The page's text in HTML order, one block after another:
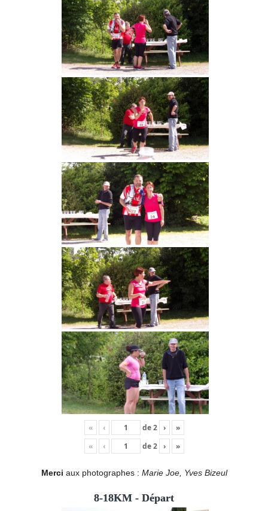
« ‹ de2 ›
»
«
‹ de2 › »
Merci aux photographes : Marie Joe, Yves Bizeul
8-18KM - Départ